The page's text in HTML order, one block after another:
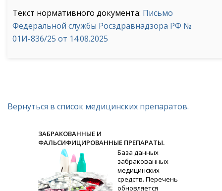
Текст нормативного документа: Письмо
Федеральной службы Росздравнадзора РФ №
01И-836/25 от 14.08.2025
Вернуться в список медицинских препаратов.
ЗАБРАКОВАННЫЕ И
ФАЛЬСИФИЦИРОВАННЫЕ ПРЕПАРАТЫ.
База данных
забракованных
медицинских
средств. Перечень
обновляется